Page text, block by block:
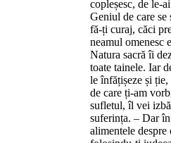
copleșesc, de le-
Geniul de care se
fă-ți curaj, căci
neamul omenesc
Natura sacră îi
toate tainele. Iar
le înfățișeze și
de care ți-am
sufletul, îl vei
suferința. – Dar
alimentele